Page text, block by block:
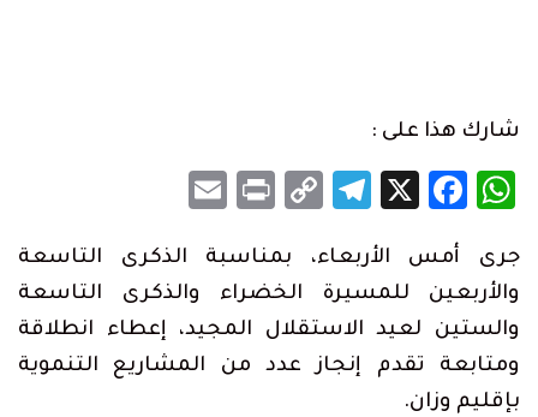
شارك هذا على :
WhatsApp
Facebook
X
Telegram
Copy
Print
جرى أمس الأربعاء، بمناسبة الذكرى التاسعة
والأربعين للمسيرة الخضراء والذكرى التاسعة
والستين لعيد الاستقلال المجيد، إعطاء انطلاقة
ومتابعة تقدم إنجاز عدد من المشاريع التنموية
بإقليم وزان.